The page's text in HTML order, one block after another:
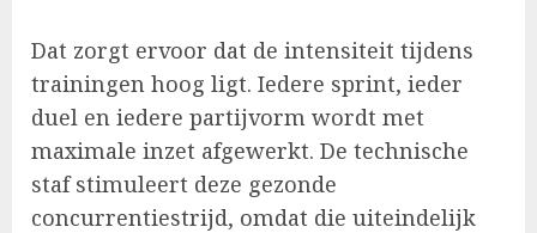
Dat zorgt ervoor dat de intensiteit tijdens
trainingen hoog ligt. Iedere sprint, ieder
duel en iedere partijvorm wordt met
maximale inzet afgewerkt. De technische
staf stimuleert deze gezonde
concurrentiestrijd, omdat die uiteindelijk